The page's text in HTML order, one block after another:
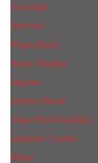
Guerlain
Hermes
Hugo Boss
Issey Miyake
Jaguar
James Bond
Jean Paul Gaultier
Joaquin Сortes
Kilian